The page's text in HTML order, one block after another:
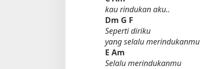
kau rindukan aku..
Dm G F
Seperti diriku
yang selalu merindukanmu
E Am
Selalu merindukanmu
3 Januari 2025